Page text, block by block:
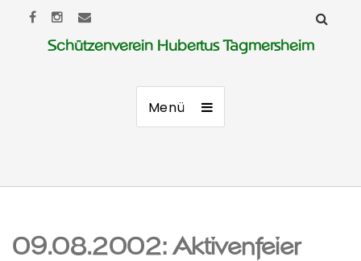
Schützenverein Hubertus Tagmersheim
Menü
09.08.2002: Aktivenfeier